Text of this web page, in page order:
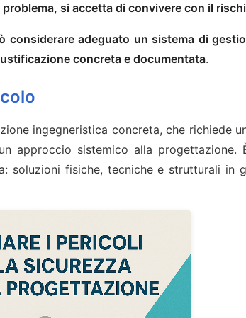
si accetta di convivere con il
considerare adeguato un sistema di
concreta e documentata.
ingegneristica concreta, che richiede
approccio sistemico alla progettazione.
soluzioni fisiche, tecniche e strutturali in